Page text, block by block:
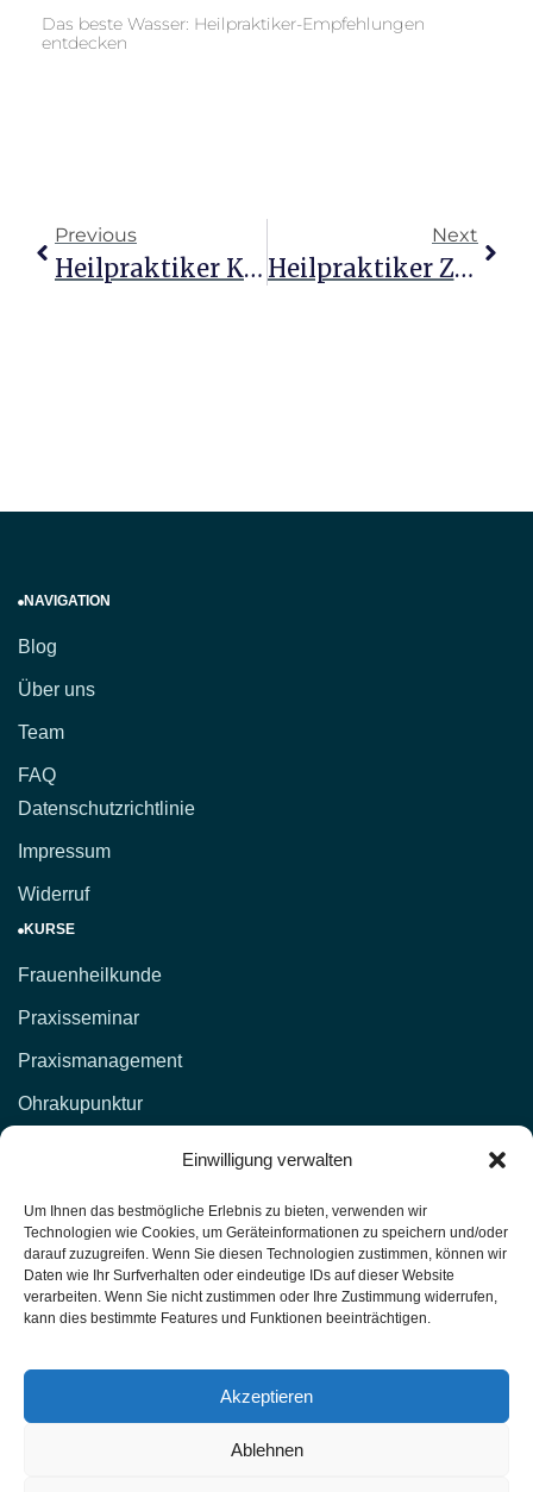
Einwilligung verwalten
Um Ihnen das bestmögliche Erlebnis zu bieten, verwenden wir
Technologien wie Cookies, um Geräteinformationen zu speichern und/oder
darauf zuzugreifen. Wenn Sie diesen Technologien zustimmen, können wir
Daten wie Ihr Surfverhalten oder eindeutige IDs auf dieser Website
verarbeiten. Wenn Sie nicht zustimmen oder Ihre Zustimmung widerrufen,
kann dies bestimmte Features und Funktionen beeinträchtigen.
Akzeptieren
Ablehnen
Das beste Wasser: Heilpraktiker-Empfehlungen
entdecken
Previous
Heilpraktiker Kosten: Was Kostet Eine Stunde Beratung?
Next
Heilpraktiker Zusatzversicherung: Mehr Gesundheit Wagen
NAVIGATION
Blog
Über uns
Team
FAQ
Datenschutzrichtlinie
Impressum
Widerruf
KURSE
Frauenheilkunde
Praxisseminar
Praxismanagement
Ohrakupunktur
(02 12) 1 00 51,017664876381
(02 12) 4 27 11 (Fax)
Unterrichtsräume: Kasernenstr. 26 42651 Solingen